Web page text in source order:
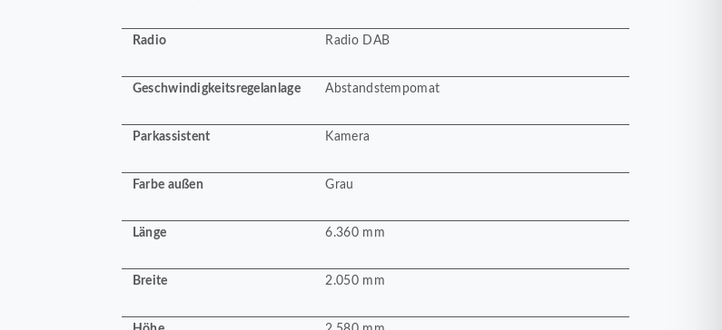
Radio Radio DAB
Geschwindigkeitsregelanlage Abstandstempomat
Parkassistent Kamera
Farbe außen Grau
Länge 6.360 mm
Breite 2.050 mm